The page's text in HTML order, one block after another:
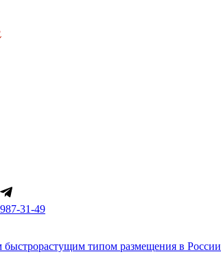
31-49
быстрорастущим типом размещения в России